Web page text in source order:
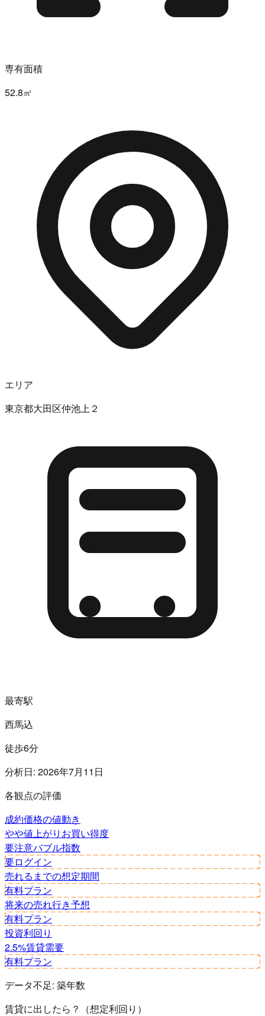
専有面積
52.8㎡
エリア
東京都大田区仲池上２
最寄駅
西馬込
徒歩6分
分析日: 2026年7月11日
各観点の評価
成約価格の値動き
やや値上がり お買い得度
要注意バブル指数
要ログイン
売れるまでの想定期間
有料プラン
将来の売れ行き予想
有料プラン
投資利回り
2.5%賃貸需要
有料プラン
データ不足: 築年数
賃貸に出したら？（想定利回り）